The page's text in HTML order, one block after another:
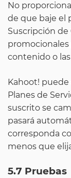
No
de que baje el
Suscripción
promocionales
contenido o
Kahoot!
Planes de
suscrito se
pasará
corresponda
menos que
5.7 Pruebas